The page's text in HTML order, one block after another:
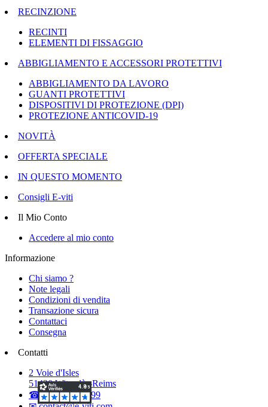
RECINZIONE
RECINTI
ELEMENTI DI FISSAGGIO
ABBIGLIAMENTO E ACCESSORI PROTETTIVI
ABBIGLIAMENTO DA LAVORO
GUANTI PROTETTIVI
DISPOSITIVI DI PROTEZIONE (DPI)
PROTEZIONE ANTICOVID-19
NOVITÀ
OFFERTA SPECIALE
IN QUESTO MOMENTO
Consigli E-viti
Il Mio Conto
Accedere al mio conto
Informazione
Chi siamo ?
Note legali
Condizioni di vendita
Transazione sicura
Contattaci
Consegna
Contatti
2 Voie d'Isles
51420 Witry-lès-Reims
☎ 03.26.50.40.99